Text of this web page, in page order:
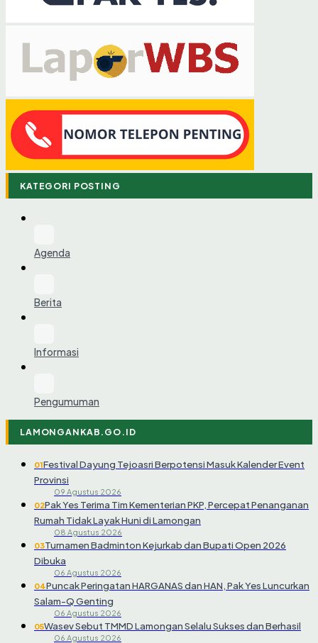
KATEGORI POSTING
Agenda
Berita
Informasi
Pengumuman
LAMONGANKAB.GO.ID
01Festival Dayung Tejoasri Berpotensi Masuk Kalender Event
Provinsi
09 Agustus 2026
02Pak Yes Terima Tim Kementerian PKP, Percepat Penanganan
Rumah Tidak Layak Huni di Lamongan
08 Agustus 2026
03Turnamen Badminton Kejurkab dan Bupati Open 2026
Dibuka
06 Agustus 2026
04Puncak Peringatan HARGANAS dan HAN, Pak Yes Luncurkan
Salam-Q Genting
06 Agustus 2026
05Wasev Sebut TMMD Lamongan Selalu Sukses dan Berhasil
06 Agustus 2026